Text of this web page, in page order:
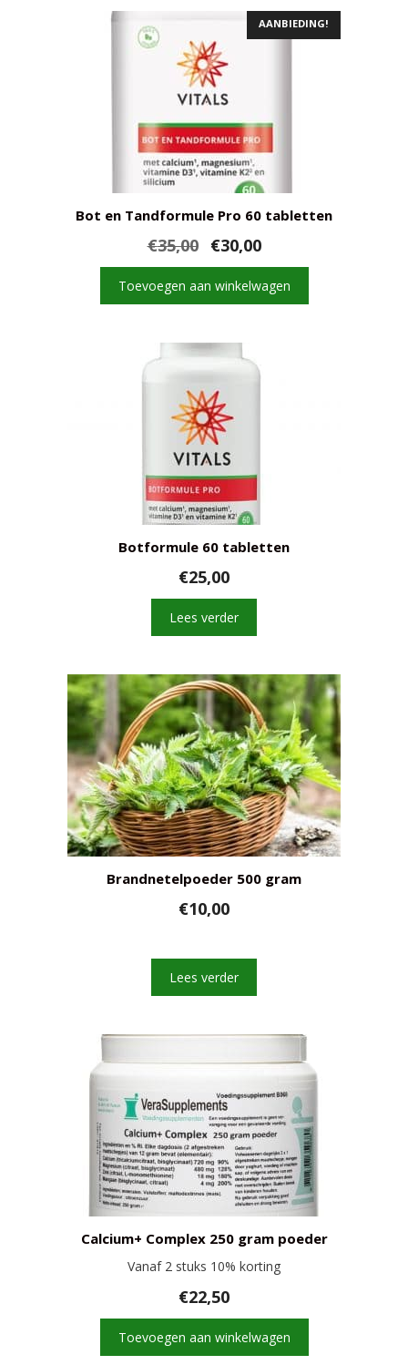
AANBIEDING!
Bot en Tandformule Pro 60 tabletten
€35,00
Oorspronkelijke
prijs
€35,00.
€30,00Huidige
€30,00.
Toevoegen aan winkelwagen
Botformule 60 tabletten
€25,00
Lees verder
Brandnetelpoeder 500 gram
€10,00
Lees verder
Calcium+ Complex 250 gram poeder
Vanaf 2 stuks 10% korting
€22,50
Toevoegen aan winkelwagen